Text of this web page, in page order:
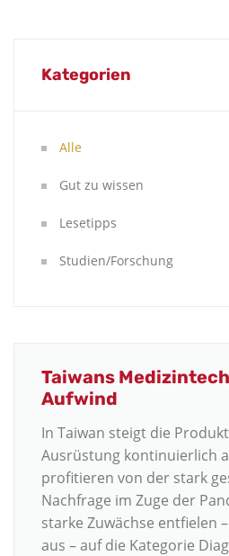
Kategorien
Alle
Gut zu wissen
Lesetipps
Studien/Forschung
Taiwans
Aufwind
In Taiwan steigt die
Ausrüstung kontinuierlich
profitieren von der stark
Nachfrage im Zuge der
starke Zuwächse entfielen
aus – auf die Kategorie